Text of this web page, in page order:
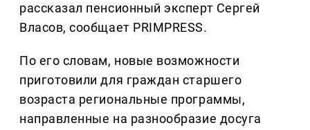
рассказал пенсионный эксперт Сергей
Власов, сообщает PRIMPRESS.
По его словам, новые возможности
приготовили для граждан старшего
возраста региональные программы,
направленные на разнообразие досуга